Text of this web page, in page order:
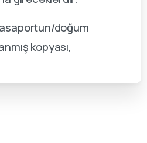
doğum
kopyası,